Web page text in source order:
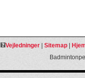
Vejledninger| Sitemap|